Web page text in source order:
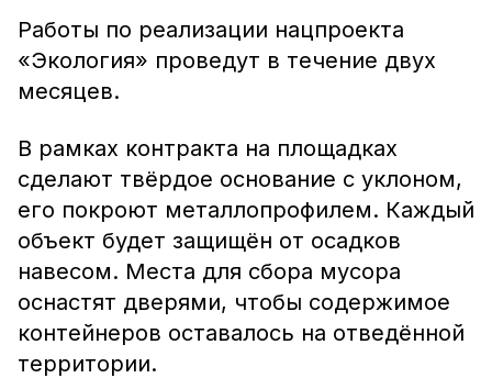
Работы по реализации нацпроекта
«Экология» проведут в течение двух
месяцев.
В рамках контракта на площадках
сделают твёрдое основание с уклоном,
его покроют металлопрофилем. Каждый
объект будет защищён от осадков
навесом. Места для сбора мусора
оснастят дверями, чтобы содержимое
контейнеров оставалось на отведённой
территории.